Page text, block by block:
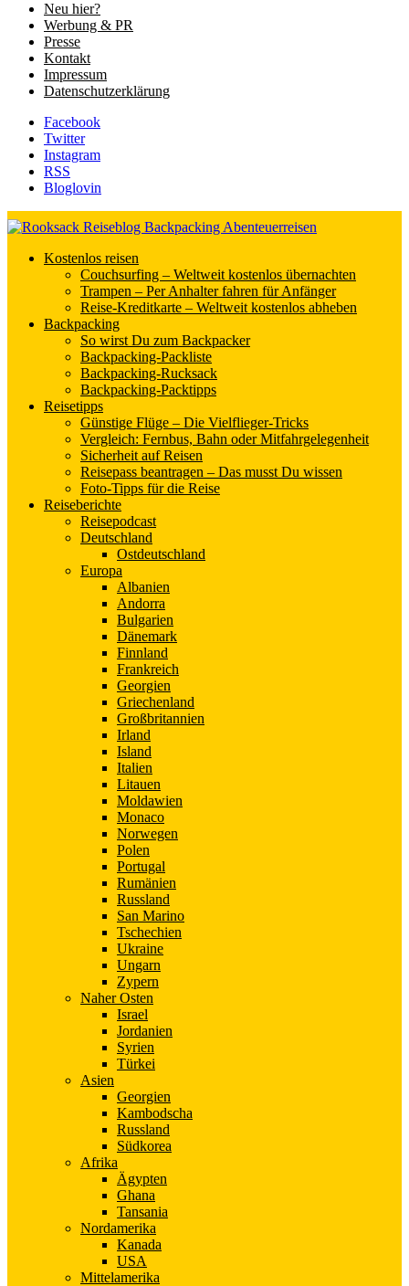
Neu hier?
Werbung & PR
Presse
Kontakt
Impressum
Datenschutzerklärung
Facebook
Twitter
Instagram
RSS
Bloglovin
Rooksack
Reiseblog für Backpacking in Europa und der Welt
Kostenlos reisen
Couchsurfing – Weltweit kostenlos übernachten
Trampen – Per Anhalter fahren für Anfänger
Reise-Kreditkarte – Weltweit kostenlos abheben
Backpacking
So wirst Du zum Backpacker
Backpacking-Packliste
Backpacking-Rucksack
Backpacking-Packtipps
Reisetipps
Günstige Flüge – Die Vielflieger-Tricks
Vergleich: Fernbus, Bahn oder Mitfahrgelegenheit
Sicherheit auf Reisen
Reisepass beantragen – Das musst Du wissen
Foto-Tipps für die Reise
Reiseberichte
Reisepodcast
Deutschland
Ostdeutschland
Europa
Albanien
Andorra
Bulgarien
Dänemark
Finnland
Frankreich
Georgien
Griechenland
Großbritannien
Irland
Island
Italien
Litauen
Moldawien
Monaco
Norwegen
Polen
Portugal
Rumänien
Russland
San Marino
Tschechien
Ukraine
Ungarn
Zypern
Naher Osten
Israel
Jordanien
Syrien
Türkei
Asien
Georgien
Kambodscha
Russland
Südkorea
Afrika
Ägypten
Ghana
Tansania
Nordamerika
Kanada
USA
Mittelamerika